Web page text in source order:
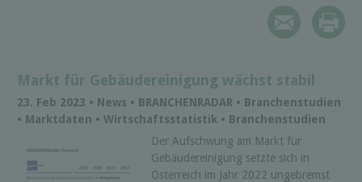
Markt für Gebäudereinigung wächst stabil
23. Feb 2023 • News • BRANCHENRADAR • Branchenstudien
• Marktdaten • Wirtschaftsstatistik • Branchenstudien
Der Aufschwung am Markt für
Gebäudereinigung setzte sich in
Österreich im Jahr 2022 ungebremst